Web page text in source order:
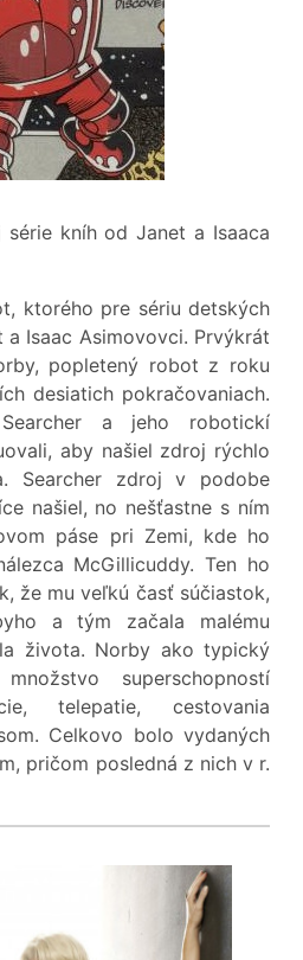
série kníh od Janet a Isaaca
ktorého pre sériu detských
Isaac Asimovovci. Prvýkrát
popletený robot z roku
desiatich pokračovaniach.
a jeho robotickí
aby našiel zdroj rýchlo
Searcher zdroj v podobe
našiel, no nešťastne s ním
páse pri Zemi, kde ho
McGillicuddy. Ten ho
že mu veľkú časť súčiastok,
a tým začala malému
života. Norby ako typický
superschopností
telepatie, cestovania
Celkovo bolo vydaných
pričom posledná z nich v r.